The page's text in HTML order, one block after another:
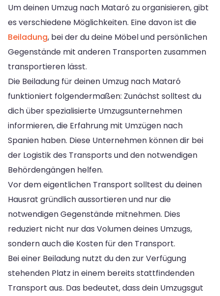
Um deinen Umzug nach Mataró zu organisieren, gibt
es verschiedene Möglichkeiten. Eine davon ist die
Beiladung, bei der du deine Möbel und persönlichen
Gegenstände mit anderen Transporten zusammen
transportieren lässt.
Die Beiladung für deinen Umzug nach Mataró
funktioniert folgendermaßen: Zunächst solltest du
dich über spezialisierte Umzugsunternehmen
informieren, die Erfahrung mit Umzügen nach
Spanien haben. Diese Unternehmen können dir bei
der Logistik des Transports und den notwendigen
Behördengängen helfen.
Vor dem eigentlichen Transport solltest du deinen
Hausrat gründlich aussortieren und nur die
notwendigen Gegenstände mitnehmen. Dies
reduziert nicht nur das Volumen deines Umzugs,
sondern auch die Kosten für den Transport.
Bei einer Beiladung nutzt du den zur Verfügung
stehenden Platz in einem bereits stattfindenden
Transport aus. Das bedeutet, dass dein Umzugsgut